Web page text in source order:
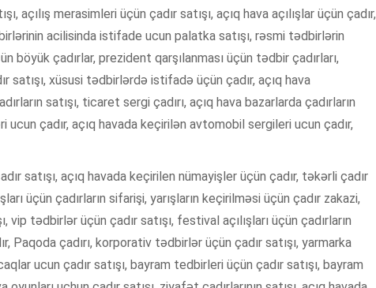
açılış merasimleri üçün çadır satışı, açıq hava açılışlar üçün çadır,
acilisinda istifade ucun palatka satışı, rəsmi tədbirlərin
böyük çadırlar, prezident qarşılanması üçün tədbir çadırları,
satışı, xüsusi tədbirlərdə istifadə üçün çadır, açıq hava
satışı, ticaret sergi çadırı, açıq hava bazarlarda çadırların
ucun çadır, açıq havada keçirilən avtomobil sergileri ucun çadır,
satışı, açıq havada keçirilen nümayişler üçün çadır, təkərli çadır
üçün çadırların sifarişi, yarışların keçirilməsi üçün çadır zakazi,
vip tədbirlər üçün çadır satışı, festival açılışları üçün çadırların
Paqoda çadırı, korporativ tədbirlər üçün çadır satışı, yarmarka
ucun çadır satışı, bayram tedbirleri üçün çadır satışı, bayram